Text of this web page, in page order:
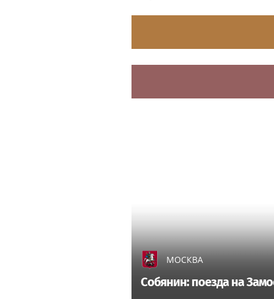
МОСКВА
Собянин: поезда на